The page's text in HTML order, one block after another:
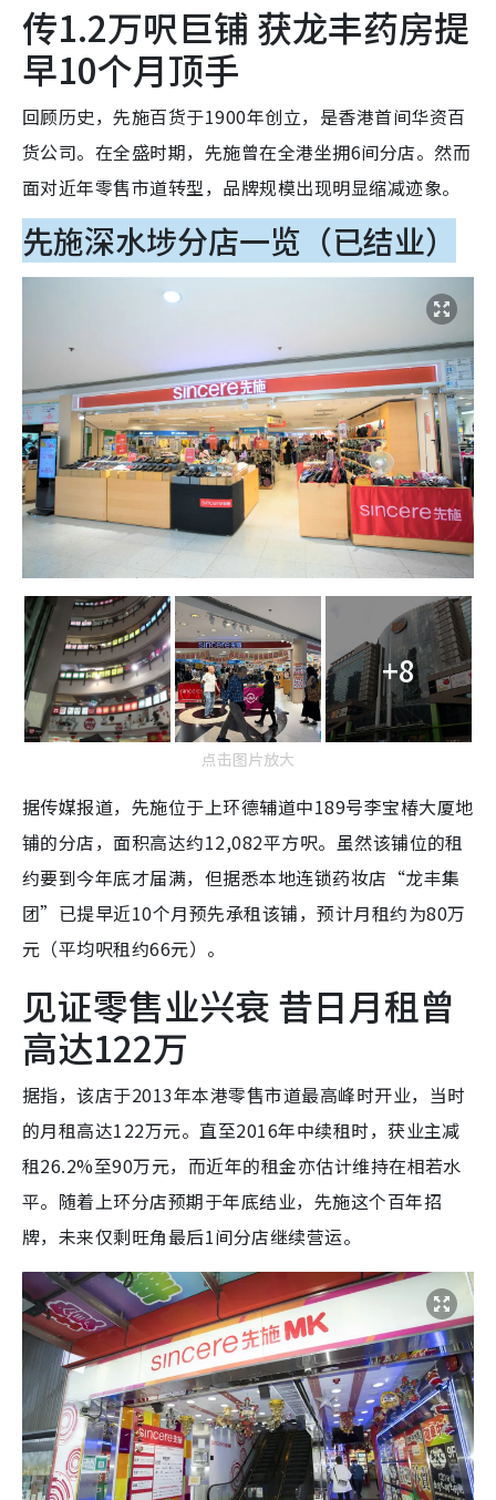
传1.2万呎巨铺 获龙丰药房提
早10个月顶手
回顾历史，先施百货于1900年创立，是香港首间华资百
货公司。在全盛时期，先施曾在全港坐拥6间分店。然而
面对近年零售市道转型，品牌规模出现明显缩减迹象。
先施深水埗分店一览（已结业）
+8
点击图片放大
据传媒报道，先施位于上环德辅道中189号李宝椿大厦地
铺的分店，面积高达约12,082平方呎。虽然该铺位的租
约要到今年底才届满，但据悉本地连锁药妆店“龙丰集
团”已提早近10个月预先承租该铺，预计月租约为80万
元（平均呎租约66元）。
见证零售业兴衰 昔日月租曾
高达122万
据指，该店于2013年本港零售市道最高峰时开业，当时
的月租高达122万元。直至2016年中续租时，获业主减
租26.2%至90万元，而近年的租金亦估计维持在相若水
平。随着上环分店预期于年底结业，先施这个百年招
牌，未来仅剩旺角最后1间分店继续营运。